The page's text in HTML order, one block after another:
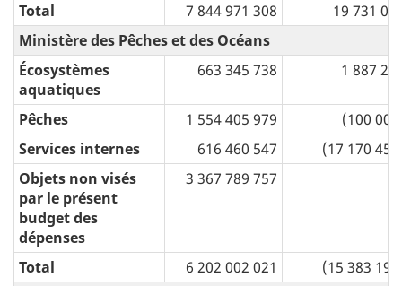
Total 7 844 971 308
19 731
Ministère des Pêches et des Océans
Écosystèmes
aquatiques
663 345 738 1 887
Pêches 1 554 405 979
(100
Services internes
616 460 547
(17 170
Objets non visés
par le présent
budget des
dépenses
3 367 789 757
Total 6 202 002 021
(15 383